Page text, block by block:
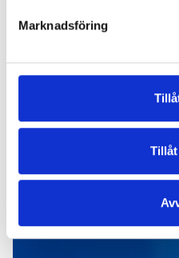
Marknadsföring